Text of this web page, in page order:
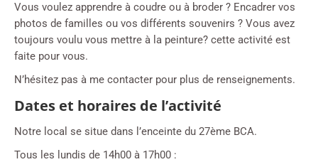
Vous voulez apprendre à coudre ou à broder ? Encadrer vos
photos de familles ou vos différents souvenirs ? Vous avez
toujours voulu vous mettre à la peinture? cette activité est
faite pour vous.
N’hésitez pas à me contacter pour plus de renseignements.
Dates et horaires de l’activité
Notre local se situe dans l’enceinte du 27ème BCA.
Tous les lundis de 14h00 à 17h00 :